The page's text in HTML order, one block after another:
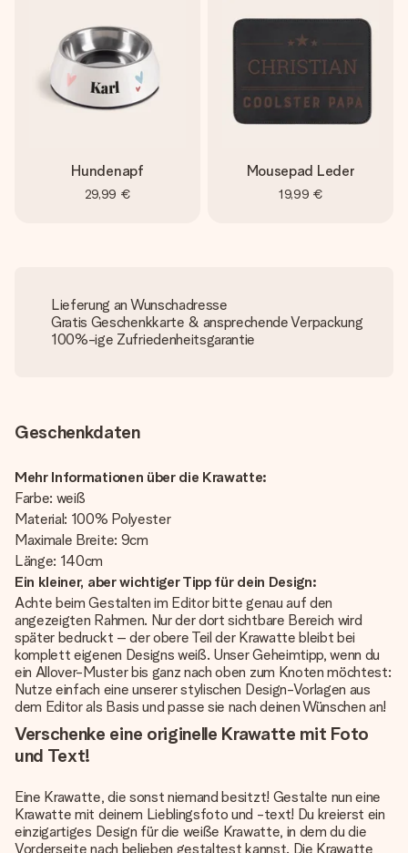
Hundenapf
29,99 €
Mousepad Leder
19,99 €
Lieferung an Wunschadresse
Gratis Geschenkkarte & ansprechende Verpackung
100%-ige Zufriedenheitsgarantie
Geschenkdaten
Mehr Informationen über die Krawatte:
Farbe: weiß
Material: 100% Polyester
Maximale Breite: 9cm
Länge: 140cm
Ein kleiner, aber wichtiger Tipp für dein Design:
Achte beim Gestalten im Editor bitte genau auf den
angezeigten Rahmen. Nur der dort sichtbare Bereich wird
später bedruckt – der obere Teil der Krawatte bleibt bei
komplett eigenen Designs weiß. Unser Geheimtipp, wenn du
ein Allover-Muster bis ganz nach oben zum Knoten möchtest:
Nutze einfach eine unserer stylischen Design-Vorlagen aus
dem Editor als Basis und passe sie nach deinen Wünschen an!
Verschenke eine originelle Krawatte mit Foto
und Text!
Eine Krawatte, die sonst niemand besitzt! Gestalte nun eine
Krawatte mit deinem Lieblingsfoto und -text! Du kreierst ein
einzigartiges Design für die weiße Krawatte, in dem du die
Vorderseite nach belieben gestaltest kannst. Die Krawatte